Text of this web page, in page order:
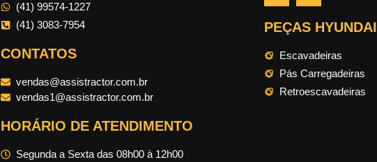
(41) 99574-1227
(41) 3083-7954
CONTATOS
vendas@assistractor.com.br
vendas1@assistractor.com.br
HORÁRIO DE ATENDIMENTO
Segunda a Sexta das 08h00 à 12h00
PEÇAS HYUNDAI
Escavadeiras
Pás Carregadeiras
Retroescavadeiras